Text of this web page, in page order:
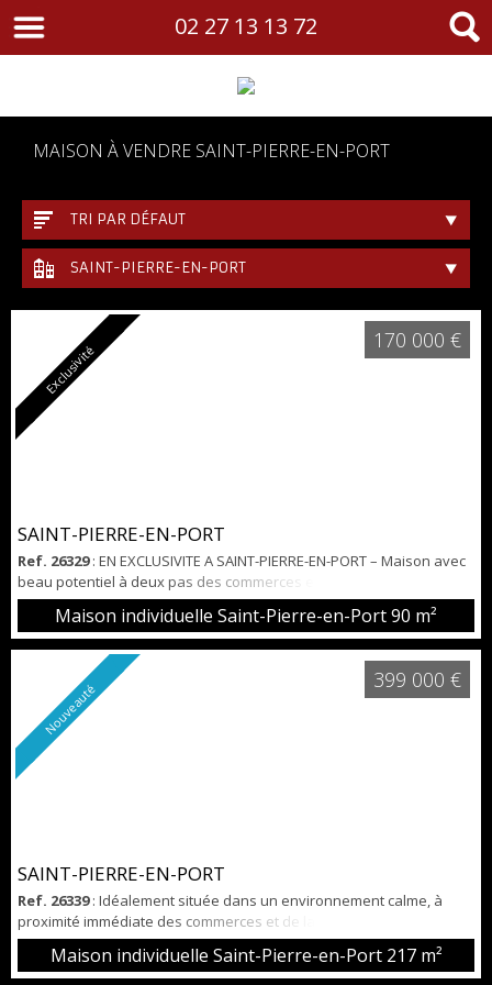
02 27 13 13 72
MAISON À VENDRE SAINT-PIERRE-EN-PORT
TRI PAR DÉFAUT
SAINT-PIERRE-EN-PORT
Exclusivité
SAINT-PIERRE-EN-PORT
Ref. 26329: EN EXCLUSIVITE A SAINT-PIERRE-EN-PORT – Maison avec
beau potentiel à deux pas des commerces et de la plage Située en
cœur du bourg, cette maison édifiée sur un terrain arboré de 892 m²
offre de beaux volumes et une agréable luminosité. Elle comprend
au rez-de-chaussée une entrée, un séjour / salon avec cheminée,
une véranda, une cuisine aménagée et équipée, une chambre, une
salle de do...
Maison individuelle Saint-Pierre-en-Port90 m²
170 000 €
Nouveauté
SAINT-PIERRE-EN-PORT
Ref. 26339: Idéalement située dans un environnement calme, à
proximité immédiate des commerces et de la plage accessibles à
pied, cette belle maison individuelle est édifiée sur une généreuse
parcelle de 1 500 m². Elle offre, au rez-de-chaussée : un hall
Maison individuelle Saint-Pierre-en-Port 217 m²
399 000 €